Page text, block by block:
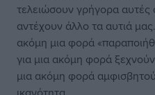
τελειώσουν γρήγορα αυτές
αντέχουν άλλο τα αυτιά
ακόμη μια φορά
για μια ακόμη φορά
μια ακόμη φορά